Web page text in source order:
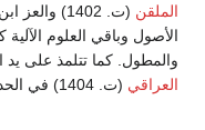
الملقن
(ت. 1402)
الأصول وباقي العلوم
والمطول. كما تتلمذ على يد
العراقي (ت. 1404) في الحديث